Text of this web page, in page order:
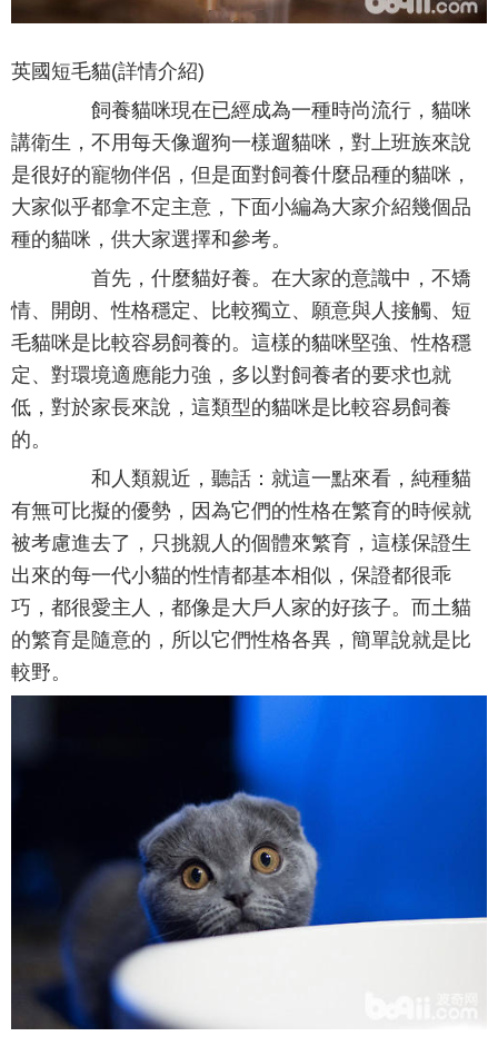
英國短毛貓(詳情介紹)
飼養貓咪現在已經成為一種時尚流行，貓咪
講衛生，不用每天像遛狗一樣遛貓咪，對上班族來說
是很好的寵物伴侶，但是面對飼養什麼品種的貓咪，
大家似乎都拿不定主意，下面小編為大家介紹幾個品
種的貓咪，供大家選擇和參考。
首先，什麼貓好養。在大家的意識中，不矯
情、開朗、性格穩定、比較獨立、願意與人接觸、短
毛貓咪是比較容易飼養的。這樣的貓咪堅強、性格穩
定、對環境適應能力強，多以對飼養者的要求也就
低，對於家長來說，這類型的貓咪是比較容易飼養
的。
和人類親近，聽話：就這一點來看，純種貓
有無可比擬的優勢，因為它們的性格在繁育的時候就
被考慮進去了，只挑親人的個體來繁育，這樣保證生
出來的每一代小貓的性情都基本相似，保證都很乖
巧，都很愛主人，都像是大戶人家的好孩子。而土貓
的繁育是隨意的，所以它們性格各異，簡單說就是比
較野。